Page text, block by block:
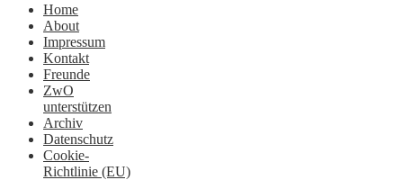
Home
About
Impressum
Kontakt
Freunde
ZwO
unterstützen
Archiv
Datenschutz
Cookie-
Richtlinie (EU)